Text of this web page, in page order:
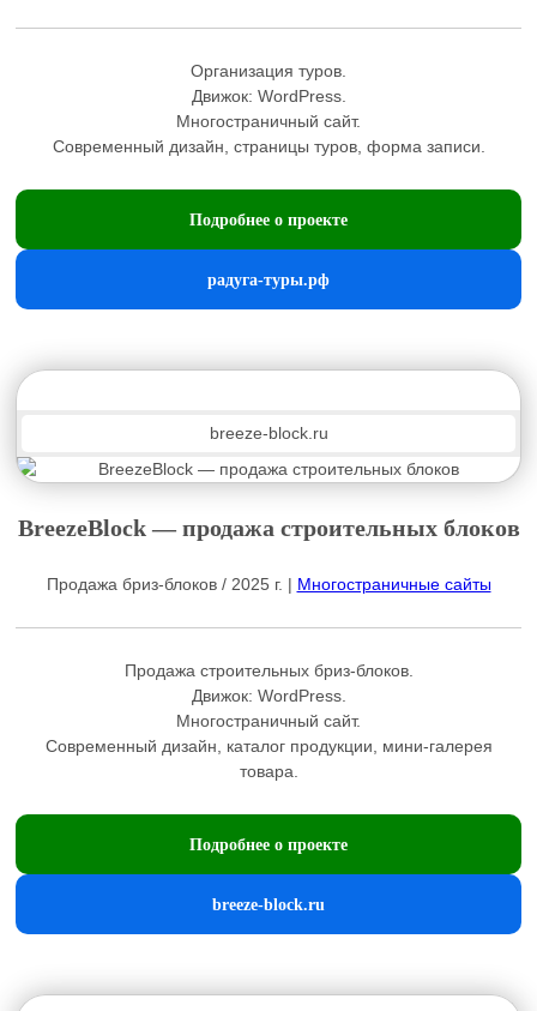
Организация туров.
Движок: WordPress.
Многостраничный сайт.
Современный дизайн, страницы туров, форма записи.
Подробнее о проекте
радуга-туры.рф
breeze-block.ru
BreezeBlock — продажа строительных блоков
Продажа бриз-блоков / 2025 г. | Многостраничные сайты
Продажа строительных бриз-блоков.
Движок: WordPress.
Многостраничный сайт.
Современный дизайн, каталог продукции, мини-галерея
товара.
Подробнее о проекте
breeze-block.ru